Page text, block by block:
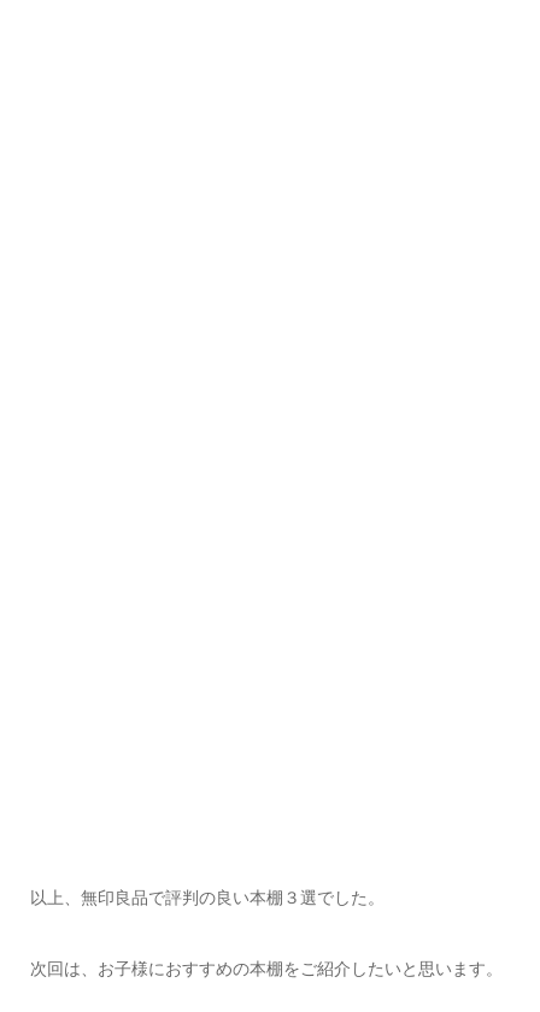
以上、無印良品で評判の良い本棚３選でした。
次回は、お子様におすすめの本棚をご紹介したいと思います。